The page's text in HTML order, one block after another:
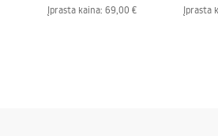
Įprasta kaina: 69,00 €
Įprasta